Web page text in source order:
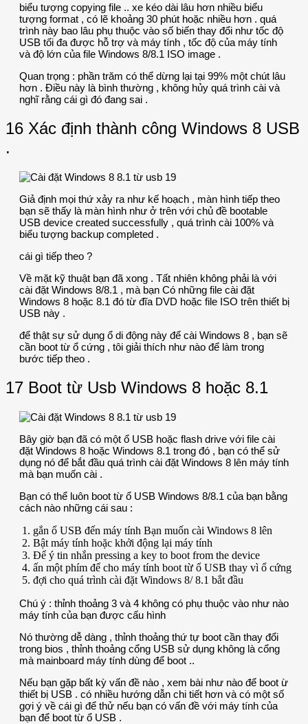
biểu tượng copying file .. xe kéo dài lâu hơn nhiều biểu
tượng format , có lẽ khoảng 30 phút hoặc nhiều hơn . quá
trình này bao lâu phụ thuộc vào số biến thay đổi như tốc độ
USB tối đa được hỗ trợ và máy tính , tốc độ của máy tính
và độ lớn của file Windows 8/8.1 ISO image .
Quan trọng : phần trăm có thể dừng lại tại 99% một chút lâu
hơn . Điều này là bình thường , không hủy quá trình cài và
nghĩ rằng cái gì đó đang sai .
16 Xác định thành công Windows 8 USB
.
Giả định mọi thứ xảy ra như kế hoạch , màn hình tiếp theo
bạn sẽ thấy là màn hình như ở trên với chủ đề bootable
USB device created successfully , quá trình cài 100% và
biểu tượng backup completed .
cái gì tiếp theo ?
Về mặt kỹ thuật bạn đã xong . Tất nhiên không phải là với
cài đặt Windows 8/8.1 , mà bạn Có những file cài đặt
Windows 8 hoặc 8.1 đó từ đĩa DVD hoặc file ISO trên thiết bị
USB này .
để thật sự sử dụng ổ di động này để cài Windows 8 , bạn sẽ
cần boot từ ổ cứng , tôi giải thích như nào để làm trong
bước tiếp theo .
17 Boot từ Usb Windows 8 hoặc 8.1
Bây giờ bạn đã có một ổ USB hoặc flash drive với file cài
đặt Windows 8 hoặc Windows 8.1 trong đó , bạn có thể sử
dụng nó để bắt đầu quá trình cài đặt Windows 8 lên máy tính
mà bạn muốn cài .
Bạn có thể luôn boot từ ổ USB Windows 8/8.1 của bạn bằng
cách nào những cái sau :
gắn ổ USB đến máy tính Bạn muốn cài Windows 8 lên
Bật máy tính hoặc khởi động lại máy tính
Để ý tin nhắn pressing a key to boot from the device
ấn một phím để cho máy tính boot từ ổ USB thay vì ổ cứng
đợi cho quá trình cài đặt Windows 8/ 8.1 bắt đầu
Chú ý : thỉnh thoảng 3 và 4 không có phụ thuộc vào như nào
máy tính của bạn được cấu hình
Nó thường dễ dàng , thỉnh thoảng thứ tự boot cần thay đổi
trong bios , thỉnh thoảng cổng USB sử dụng không là cổng
mà mainboard máy tính dùng để boot ..
Nếu bạn gặp bất kỳ vấn đề nào , xem bài như nào để boot ừ
thiết bị USB . có nhiều hướng dẫn chi tiết hơn và có một số
gợi ý về cái gì để thử nếu bạn có vấn đề với máy tính của
bạn để boot từ ổ USB .